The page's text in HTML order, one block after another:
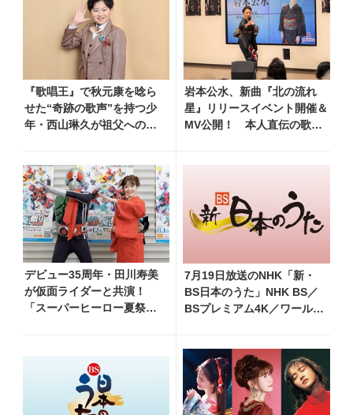
『歌唱王』で秋元康を唸ら
せた“奇跡の歌声”を持つ少
年・西山琳久が祖父への想
康さんが総合プロデュース
してくれた、 おじいちゃん
との絆を歌った曲を聴いて
ください！」
岩本公水、新曲『北の流れ
星』リリースイベント開催＆
MV公開！ 本人直伝の歌唱
デビュー35周年・田川寿美
が仮面ライダーと共演！
「スーパーヒーロー夏祭り
す！ 全国の盆踊りに呼ん
でください！」
7月19日放送のNHK「新・
BS日本のうた」NHK BS／
BSプレミアム4K／ワール
し、福田こうへい 他登場、
曲目や見どころをお届け